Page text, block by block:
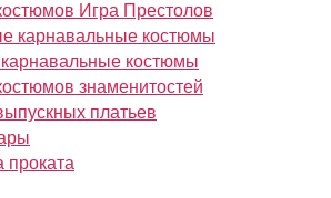
Игра Престолов
карнавальные костюмы
костюмы
знаменитостей
платьев
проката